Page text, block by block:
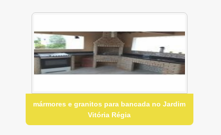
mármores e granitos para bancada no Jardim
Vitória Régia